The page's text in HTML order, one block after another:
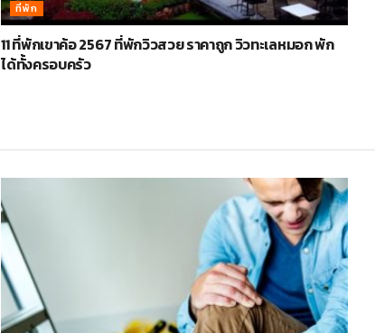
ที่พัก
11 ที่พักเขาค้อ 2567 ที่พักวิวสวย ราคาถูก วิวทะเลหมอก พัก
ได้ทั้งครอบครัว